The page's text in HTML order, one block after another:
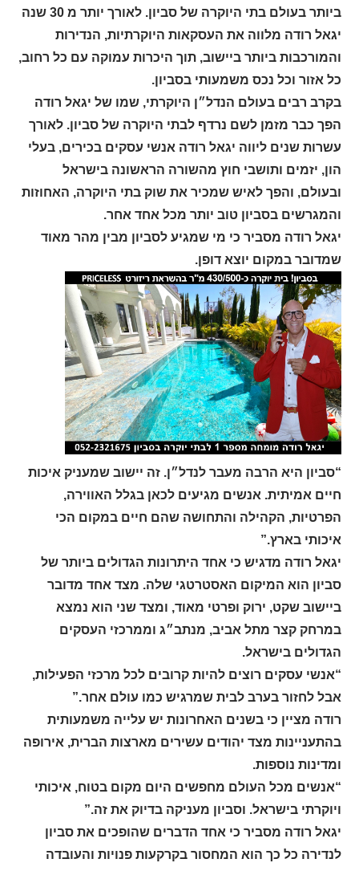
ביותר בעולם בתי היוקרה של סביון. לאורך יותר מ 30 שנה
יגאל רודה מלווה את העסקאות היוקרתיות, הנדירות
והמורכבות ביותר ביישוב, תוך היכרות עמוקה עם כל רחוב,
כל אזור וכל נכס משמעותי בסביון.
בקרב רבים בעולם הנדל״ן היוקרתי, שמו של יגאל רודה
הפך כבר מזמן לשם נרדף לבתי היוקרה של סביון. לאורך
עשרות שנים ליווה יגאל רודה אנשי עסקים בכירים, בעלי
הון, יזמים ותושבי חוץ מהשורה הראשונה בישראל
ובעולם, והפך לאיש שמכיר את שוק בתי היוקרה, האחוזות
והמגרשים בסביון טוב יותר מכל אחד אחר.
יגאל רודה מסביר כי מי שמגיע לסביון מבין מהר מאוד
שמדובר במקום יוצא דופן.
“סביון היא הרבה מעבר לנדל״ן. זה יישוב שמעניק איכות
חיים אמיתית. אנשים מגיעים לכאן בגלל האווירה,
הפרטיות, הקהילה והתחושה שהם חיים במקום הכי
איכותי בארץ.”
יגאל רודה מדגיש כי אחד היתרונות הגדולים ביותר של
סביון הוא המיקום האסטרטגי שלה. מצד אחד מדובר
ביישוב שקט, ירוק ופרטי מאוד, ומצד שני הוא נמצא
במרחק קצר מתל אביב, מנתב״ג וממרכזי העסקים
הגדולים בישראל.
“אנשי עסקים רוצים להיות קרובים לכל מרכזי הפעילות,
אבל לחזור בערב לבית שמרגיש כמו עולם אחר.”
רודה מציין כי בשנים האחרונות יש עלייה משמעותית
בהתעניינות מצד יהודים עשירים מארצות הברית, אירופה
ומדינות נוספות.
“אנשים מכל העולם מחפשים היום מקום בטוח, איכותי
ויוקרתי בישראל. וסביון מעניקה בדיוק את זה.”
יגאל רודה מסביר כי אחד הדברים שהופכים את סביון
לנדירה כל כך הוא המחסור בקרקעות פנויות והעובדה